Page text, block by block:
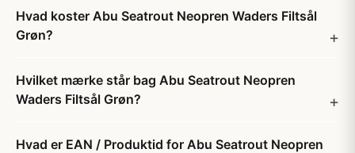
Hvad koster Abu Seatrout Neopren Waders Filtsål
Grøn?
Hvilket mærke står bag Abu Seatrout Neopren
Waders Filtsål Grøn?
Hvad er EAN / Produktid for Abu Seatrout Neopren